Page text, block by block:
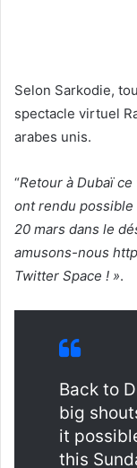
Selon Sarkodie,
spectacle virtuel
arabes unis.
“Retour à Dubaï
ont rendu
20 mars dans le
amusons-nous
Twitter Space ! ».
Back to
big
it
this